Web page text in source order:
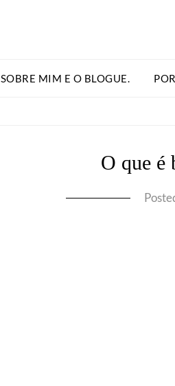
SOBRE MIM E O BLOGUE.
O que é